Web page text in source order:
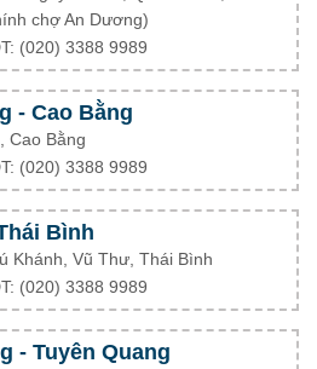
chợ An Dương)
(020) 3388 9989
- Cao Bằng
Cao Bằng
(020) 3388 9989
Bình
Khánh, Vũ Thư, Thái Bình
(020) 3388 9989
- Tuyên Quang